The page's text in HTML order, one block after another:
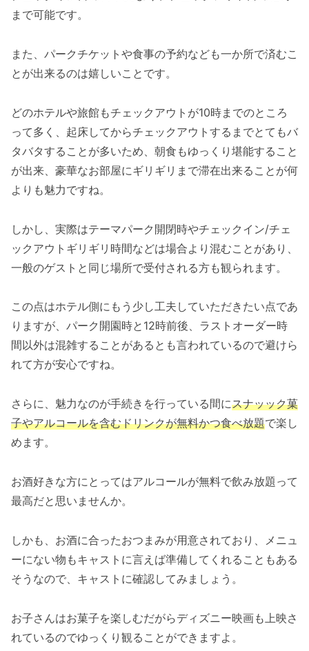
まで可能です。
また、パークチケットや食事の予約なども一か所で済むこ
とが出来るのは嬉しいことです。
どのホテルや旅館もチェックアウトが10時までのところ
って多く、起床してからチェックアウトするまでとてもバ
タバタすることが多いため、朝食もゆっくり堪能すること
が出来、豪華なお部屋にギリギリまで滞在出来ることが何
よりも魅力ですね。
しかし、実際はテーマパーク開閉時やチェックイン/チェ
ックアウトギリギリ時間などは場合より混むことがあり、
一般のゲストと同じ場所で受付される方も観られます。
この点はホテル側にもう少し工夫していただきたい点であ
りますが、パーク開園時と12時前後、ラストオーダー時
間以外は混雑することがあるとも言われているので避けら
れて方が安心ですね。
さらに、魅力なのが手続きを行っている間にスナッック菓
子やアルコールを含むドリンクが無料かつ食べ放題で楽し
めます。
お酒好きな方にとってはアルコールが無料で飲み放題って
最高だと思いませんか。
しかも、お酒に合ったおつまみが用意されており、メニュ
ーにない物もキャストに言えば準備してくれることもある
そうなので、キャストに確認してみましょう。
お子さんはお菓子を楽しむだがらディズニー映画も上映さ
れているのでゆっくり観ることができますよ。